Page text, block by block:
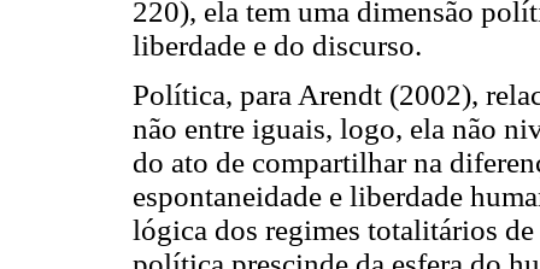
220), ela tem uma dimensão
liberdade e do discurso.
Política, para Arendt (2002),
não entre iguais, logo, ela não
do ato de compartilhar na
espontaneidade e liberdade
lógica dos regimes totalitários